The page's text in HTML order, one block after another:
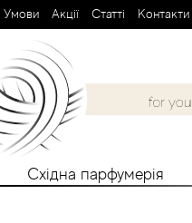
Умови Aкції Cтатті Контакти
Східна парфумерія